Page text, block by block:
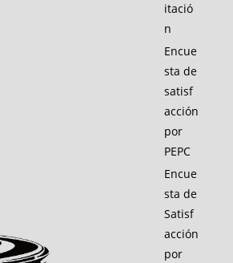
itació
n
Encue
sta de
satisf
acción
por
PEPC
Encue
sta de
Satisf
acción
por